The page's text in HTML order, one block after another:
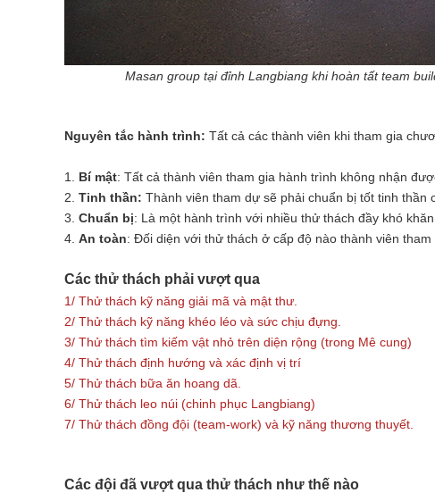
Masan group tại đỉnh Langbiang khi hoàn tất team
Nguyên tắc hành trình: Tất cả các thành viên khi tham gia
1. Bí mật: Tất cả thành viên tham gia hành trình không nhận
2. Tinh thần: Thành viên tham dự sẽ phải chuẩn bị tốt tinh
3. Chuẩn bị: Là một hành trình với nhiều thử thách đầy khó
4. An toàn: Đối diện với thử thách ở cấp độ nào thành viên
Các thử thách phải vượt qua
1/ Thử thách kỹ năng giải mã và mật thư.
2/ Thử thách kỹ năng khéo léo và sức chịu đựng.
3/ Thử thách tìm kiếm vật nhỏ trên diện rộng (trong Mê cung)
4/ Thử thách định hướng và xác định vị trí
5/ Thử thách bữa ăn hoang dã.
6/ Thử thách leo núi (chinh phục Langbiang)
7/ Thử thách đồng đội (team-work) và kỹ năng thương thuyết.
Các đội đã vượt qua thử thách như thế nào